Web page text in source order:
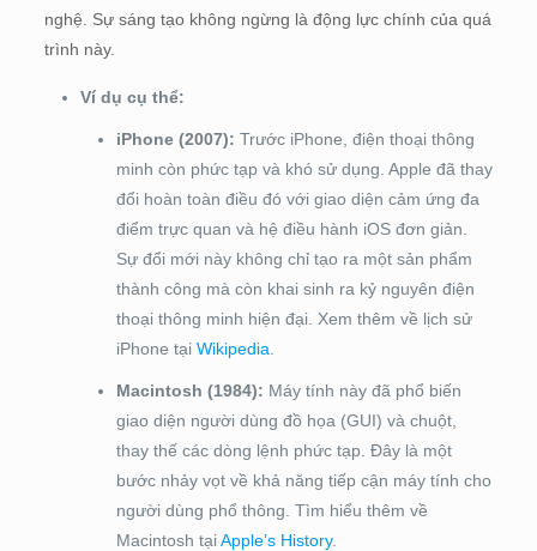
nghệ. Sự sáng tạo không ngừng là động lực chính của quá
trình này.
Ví dụ cụ thể:
iPhone (2007): Trước iPhone, điện thoại thông
minh còn phức tạp và khó sử dụng. Apple đã thay
đổi hoàn toàn điều đó với giao diện cảm ứng đa
điểm trực quan và hệ điều hành iOS đơn giản.
Sự đổi mới này không chỉ tạo ra một sản phẩm
thành công mà còn khai sinh ra kỷ nguyên điện
thoại thông minh hiện đại. Xem thêm về lịch sử
iPhone tại Wikipedia
Macintosh (1984): Máy tính này đã phổ biến
giao diện người dùng đồ họa (GUI) và chuột,
thay thế các dòng lệnh phức tạp. Đây là một
bước nhảy vọt về khả năng tiếp cận máy tính cho
người dùng phổ thông. Tìm hiểu thêm về
Macintosh tạiApple’s History.